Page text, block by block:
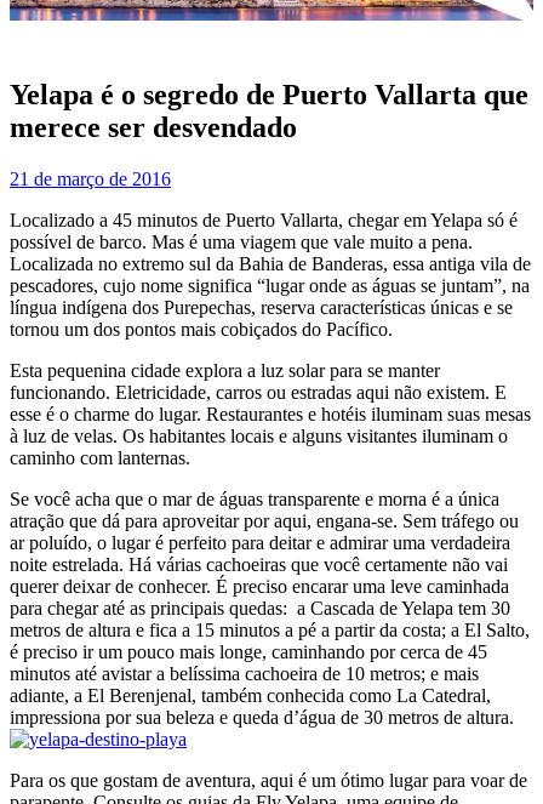
Yelapa é o segredo de Puerto Vallarta que
merece ser desvendado
21 de março de 2016
Localizado a 45 minutos de Puerto Vallarta, chegar em Yelapa só é
possível de barco. Mas é uma viagem que vale muito a pena.
Localizada no extremo sul da Bahia de Banderas, essa antiga vila de
pescadores, cujo nome significa “lugar onde as águas se juntam”, na
língua indígena dos Purepechas, reserva características únicas e se
tornou um dos pontos mais cobiçados do Pacífico.
Esta pequenina cidade explora a luz solar para se manter
funcionando. Eletricidade, carros ou estradas aqui não existem. E
esse é o charme do lugar. Restaurantes e hotéis iluminam suas mesas
à luz de velas. Os habitantes locais e alguns visitantes iluminam o
caminho com lanternas.
Se você acha que o mar de águas transparente e morna é a única
atração que dá para aproveitar por aqui, engana-se. Sem tráfego ou
ar poluído, o lugar é perfeito para deitar e admirar uma verdadeira
noite estrelada. Há várias cachoeiras que você certamente não vai
querer deixar de conhecer. É preciso encarar uma leve caminhada
para chegar até as principais quedas: a Cascada de Yelapa tem 30
metros de altura e fica a 15 minutos a pé a partir da costa; a El Salto,
é preciso ir um pouco mais longe, caminhando por cerca de 45
minutos até avistar a belíssima cachoeira de 10 metros; e mais
adiante, a El Berenjenal, também conhecida como La Catedral,
impressiona por sua beleza e queda d’água de 30 metros de altura.
Para os que gostam de aventura, aqui é um ótimo lugar para voar de